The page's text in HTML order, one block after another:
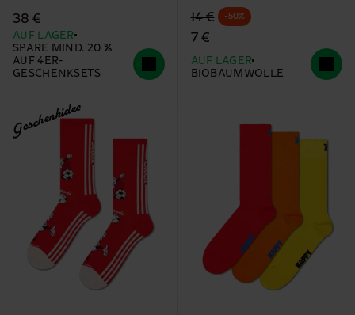
38 €
AUF LAGER
SPARE MIND. 20 %
AUF 4ER-
GESCHENKSETS
Originalpreis
14 €
Reduzierter Preis
7 €
-50%
AUF LAGER
BIOBAUMWOLLE
Geschenkidee